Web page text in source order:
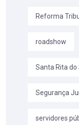
Reforma
roadshow
Santa Rita do
Segurança
servidores